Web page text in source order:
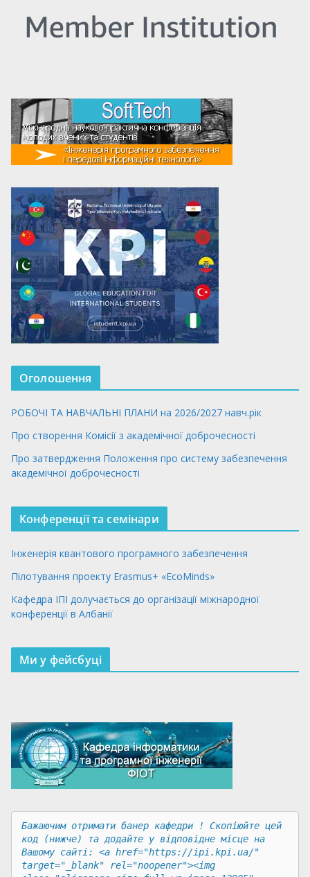
Оголошення
РОБОЧІ ТА НАВЧАЛЬНІ ПЛАНИ на 2026/2027 навч.рік
Про створення Комісії з академічної доброчесності
Про затвердження Положення про систему забезпечення
академічної доброчесності
Конференції та семінари
Інженерія квантового програмного забезпечення
Пілотування проекту Erasmus+ «EcoMinds»
Кафедра ІПІ долучається до організації міжнародної
конференції в Албанії
Ми у фейсбуці
Бажаючим отримати банер кафедри ! Скопіюйте цей
код (нижче) та додайте у відповідне місце на
Вашому сайті: <a href="https://ipi.kpi.ua/"
target="_blank" rel="noopener"><img